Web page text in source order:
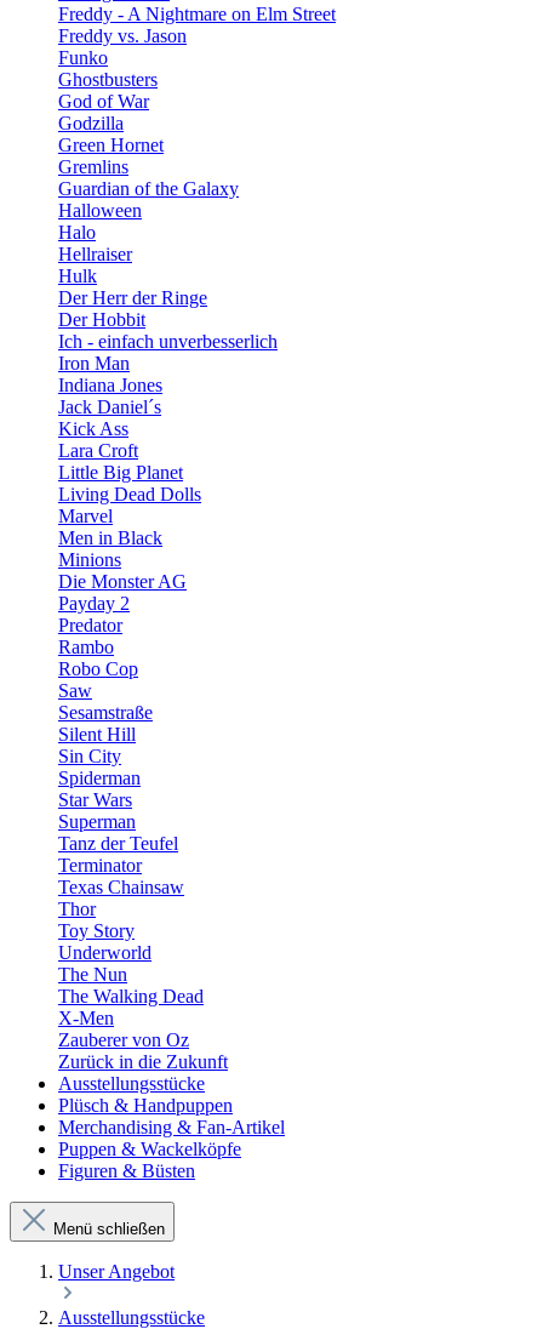
Freddy - A Nightmare on Elm Street
Freddy vs. Jason
Funko
Ghostbusters
God of War
Godzilla
Green Hornet
Gremlins
Guardian of the Galaxy
Halloween
Halo
Hellraiser
Hulk
Der Herr der Ringe
Der Hobbit
Ich - einfach unverbesserlich
Iron Man
Indiana Jones
Jack Daniel´s
Kick Ass
Lara Croft
Little Big Planet
Living Dead Dolls
Marvel
Men in Black
Minions
Die Monster AG
Payday 2
Predator
Rambo
Robo Cop
Saw
Sesamstraße
Silent Hill
Sin City
Spiderman
Star Wars
Superman
Tanz der Teufel
Terminator
Texas Chainsaw
Thor
Toy Story
Underworld
The Nun
The Walking Dead
X-Men
Zauberer von Oz
Zurück in die Zukunft
Ausstellungsstücke
Plüsch & Handpuppen
Merchandising & Fan-Artikel
Puppen & Wackelköpfe
Figuren & Büsten
Menü schließen
Unser Angebot
Ausstellungsstücke